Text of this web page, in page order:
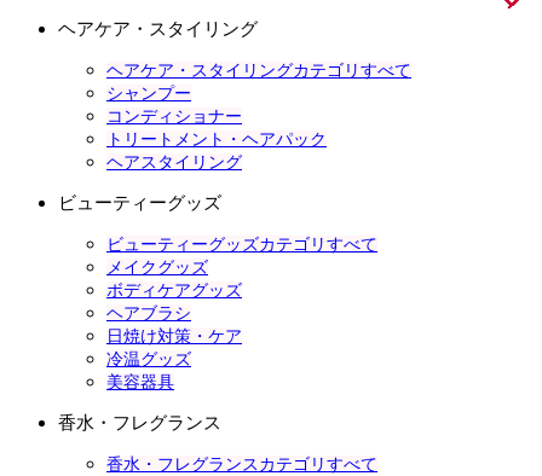
ヘアケア・スタイリング
ヘアケア・スタイリングカテゴリすべて
シャンプー
コンディショナー
トリートメント・ヘアパック
ヘアスタイリング
ビューティーグッズ
ビューティーグッズカテゴリすべて
メイクグッズ
ボディケアグッズ
ヘアブラシ
日焼け対策・ケア
冷温グッズ
美容器具
香水・フレグランス
香水・フレグランスカテゴリすべて